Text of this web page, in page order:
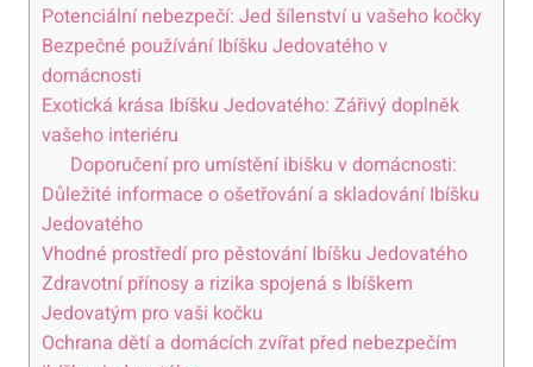
Potenciální nebezpečí: Jed šílenství u vašeho kočky
Bezpečné používání Ibíšku Jedovatého v
domácnosti
Exotická krása Ibíšku Jedovatého: Zářivý doplněk
vašeho interiéru
Doporučení pro umístění ibišku v domácnosti:
Důležité informace o ošetřování a skladování Ibíšku
Jedovatého
Vhodné prostředí pro pěstování Ibíšku Jedovatého
Zdravotní přínosy a rizika spojená s Ibíškem
Jedovatým pro vaši kočku
Ochrana dětí a domácích zvířat před nebezpečím